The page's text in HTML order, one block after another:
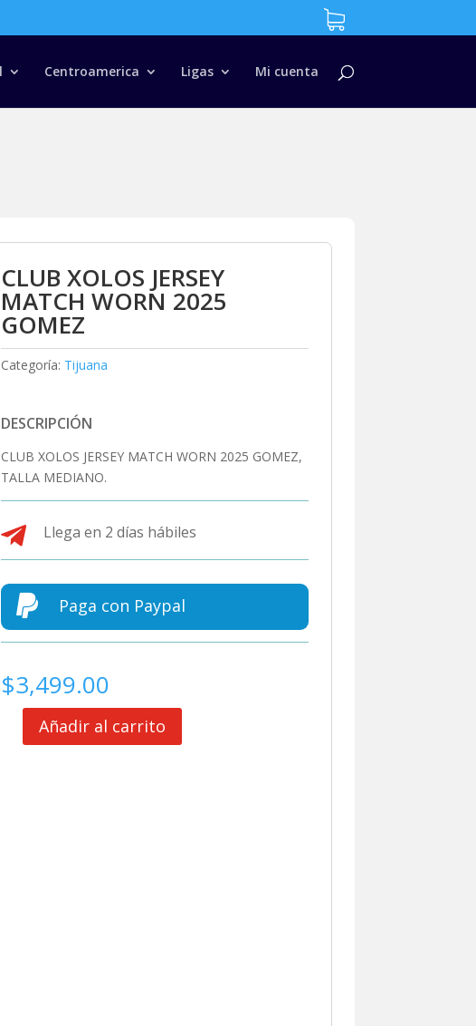
Centroamerica Ligas Mi cuenta
CLUB XOLOS JERSEY
MATCH WORN 2025
GOMEZ
Categoría: Tijuana
DESCRIPCIÓN
CLUB XOLOS JERSEY MATCH WORN 2025 GOMEZ,
TALLA MEDIANO.
 Llega en 2 días hábiles
 Paga con Paypal
$3,499.00
Añadir al carrito